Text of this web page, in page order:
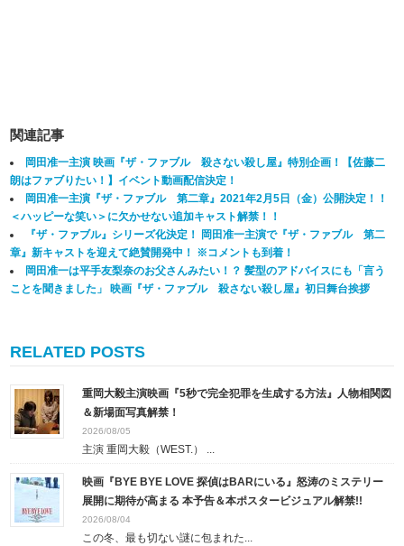
関連記事
岡田准一主演 映画『ザ・ファブル 殺さない殺し屋』特別企画！【佐藤二
朗はファブりたい！】イベント動画配信決定！
岡田准一主演『ザ・ファブル 第二章』2021年2月5日（金）公開決定！！
＜ハッピーな笑い＞に欠かせない追加キャスト解禁！！
『ザ・ファブル』シリーズ化決定！ 岡田准一主演で『ザ・ファブル 第二
章』新キャストを迎えて絶賛開発中！ ※コメントも到着！
岡田准一は平手友梨奈のお父さんみたい！？ 髪型のアドバイスにも「言う
ことを聞きました」 映画『ザ・ファブル 殺さない殺し屋』初日舞台挨拶
RELATED POSTS
重岡大毅主演映画『5秒で完全犯罪を生成する方法』人物相関図
＆新場面写真解禁！
2026/08/05
主演 重岡大毅（WEST.） ...
映画『BYE BYE LOVE 探偵はBARにいる』怒涛のミステリー
展開に期待が高まる 本予告＆本ポスタービジュアル解禁!!
2026/08/04
この冬、最も切ない謎に包まれた...